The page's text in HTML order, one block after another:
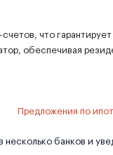
что гарантирует
обеспечивая
Предложения по
несколько банков и